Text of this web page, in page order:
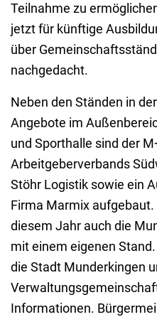
Teilnahme zu
jetzt für künftige
über
nachgedacht.
Neben den Ständen in
Angebote im
und Sporthalle sind der
Arbeitgeberverbands
Stöhr Logistik sowie ein
Firma Marmix
diesem Jahr auch die
mit einem eigenen
die Stadt Munderkingen
Informationen.